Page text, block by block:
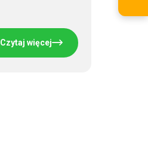
Czytaj więcej